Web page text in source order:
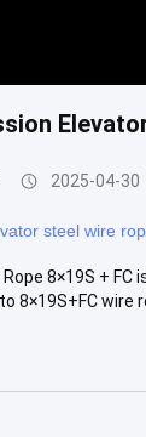
2025-04-30
steel wire
Rope 8×19S +
wire